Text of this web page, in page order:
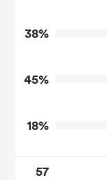
10
0
38%
45%
18%
57